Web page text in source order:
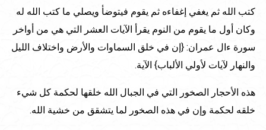
كتب الله ثم يغفي إغفاءه ثم يقوم فيتوضأ ويصلي ما كتب الله له
وكان أول ما يقوم من النوم يقرأ الآيات العشر التي هي من أواخر
سورة ءال عمران: {إن في خلق السماوات والأرض واختلاف الليل
والنهار لآيات لأولي الألباب} الآية.
هذه الأحجار الصخور التي في الجبال الله خلقها لحكمة كل شيء
خلقه لحكمة وإن في هذه الصخور لما يتشقق من خشية الله.